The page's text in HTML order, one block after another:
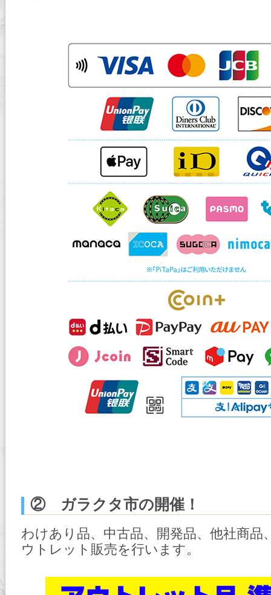
② ガラクタ市の開催！
わけあり品、中古品、開発品、他社商品
ウトレット販売を行います。